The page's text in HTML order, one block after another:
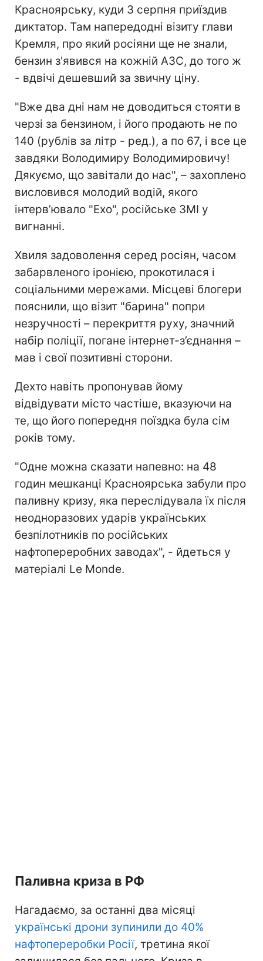
Красноярську, куди 3 серпня приїздив
диктатор. Там напередодні візиту глави
Кремля, про який росіяни ще не знали,
бензин з'явився на кожній АЗС, до того ж
- вдвічі дешевший за звичну ціну.
"Вже два дні нам не доводиться стояти в
черзі за бензином, і його продають не по
140 (рублів за літр - ред.), а по 67, і все це
завдяки Володимиру Володимировичу!
Дякуємо, що завітали до нас", – захоплено
висловився молодий водій, якого
інтерв’ювало "Ехо", російське ЗМІ у
вигнанні.
Хвиля задоволення серед росіян, часом
забарвленого іронією, прокотилася і
соціальними мережами. Місцеві блогери
пояснили, що візит "барина" попри
незручності – перекриття руху, значний
набір поліції, погане інтернет-з’єднання –
мав і свої позитивні сторони.
Дехто навіть пропонував йому
відвідувати місто частіше, вказуючи на
те, що його попередня поїздка була сім
років тому.
"Одне можна сказати напевно: на 48
годин мешканці Красноярська забули про
паливну кризу, яка переслідувала їх після
неодноразових ударів українських
безпілотників по російських
нафтопереробних заводах", - йдеться у
матеріалі Le Monde.
Паливна криза в РФ
Нагадаємо, за останні два місяці
українські дрони зупинили до 40%
нафтопереробки Росії, третина якої